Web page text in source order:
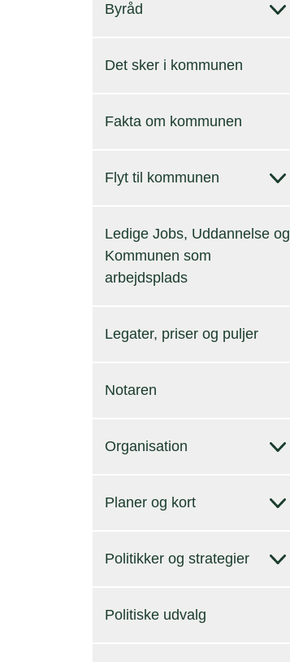
Byråd
Det sker i kommunen
Fakta om kommunen
Flyt til kommunen
Ledige Jobs, Uddannelse og
Kommunen som
arbejdsplads
Legater, priser og puljer
Notaren
Organisation
Planer og kort
Politikker og strategier
Politiske udvalg